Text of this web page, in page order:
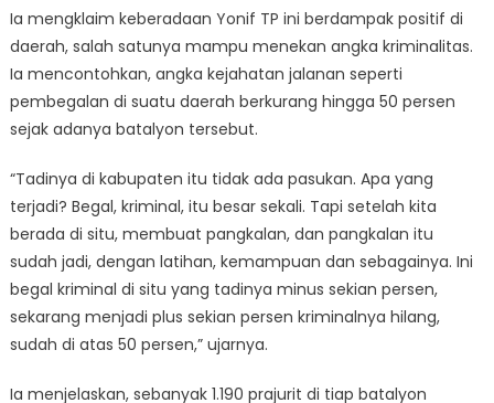
Ia mengklaim keberadaan Yonif TP ini berdampak positif di
daerah, salah satunya mampu menekan angka kriminalitas.
Ia mencontohkan, angka kejahatan jalanan seperti
pembegalan di suatu daerah berkurang hingga 50 persen
sejak adanya batalyon tersebut.
“Tadinya di kabupaten itu tidak ada pasukan. Apa yang
terjadi? Begal, kriminal, itu besar sekali. Tapi setelah kita
berada di situ, membuat pangkalan, dan pangkalan itu
sudah jadi, dengan latihan, kemampuan dan sebagainya. Ini
begal kriminal di situ yang tadinya minus sekian persen,
sekarang menjadi plus sekian persen kriminalnya hilang,
sudah di atas 50 persen,” ujarnya.
Ia menjelaskan, sebanyak 1.190 prajurit di tiap batalyon